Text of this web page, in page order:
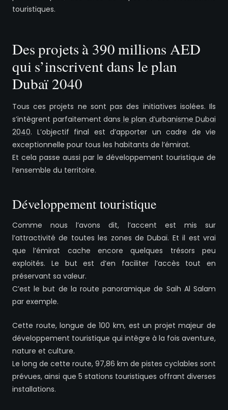
touristiques.
Des projets à 390 millions AED
qui s’inscrivent dans le plan
Dubaï 2040
Tous ces projets ne sont pas des initiatives isolées. Ils
s’intègrent parfaitement dans le plan d’urbanisme Dubai
2040. L’objectif final est d’apporter un cadre de vie
exceptionnelle pour tous les habitants de l’émirat.
Et cela passe aussi par le développement touristique de
l’ensemble du territoire.
Développement touristique
Comme nous l’avons dit, l’accent est mis sur
l’attractivité de toutes les zones de Dubaï. Et il est vrai
que l’émirat cache encore quelques trésors peu
exploités. Le but est d’en faciliter l’accès tout en
préservant sa valeur.
C’est le but de la route panoramique de Saih Al Salam
par exemple.
Cette route, longue de 100 km, est un projet majeur de
développement touristique qui intègre à la fois aventure,
nature et culture.
Le long de cette route, 97,86 km de pistes cyclables sont
prévues, ainsi que 5 stations touristiques offrant diverses
installations.